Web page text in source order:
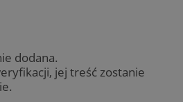
dodana.
jej treść zostanie